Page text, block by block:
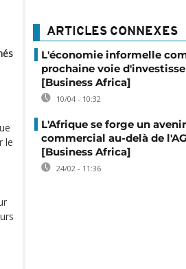
le
ARTICLES CONNEXES
L'économie informelle
prochaine voie
[Business Africa]
10/04 - 10:32
L'Afrique se forge un avenir
commercial au-delà de
[Business Africa]
24/02 - 11:36